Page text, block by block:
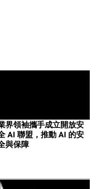
界領袖攜手成立開放安
AI 聯盟，推動 AI 的安
與保障